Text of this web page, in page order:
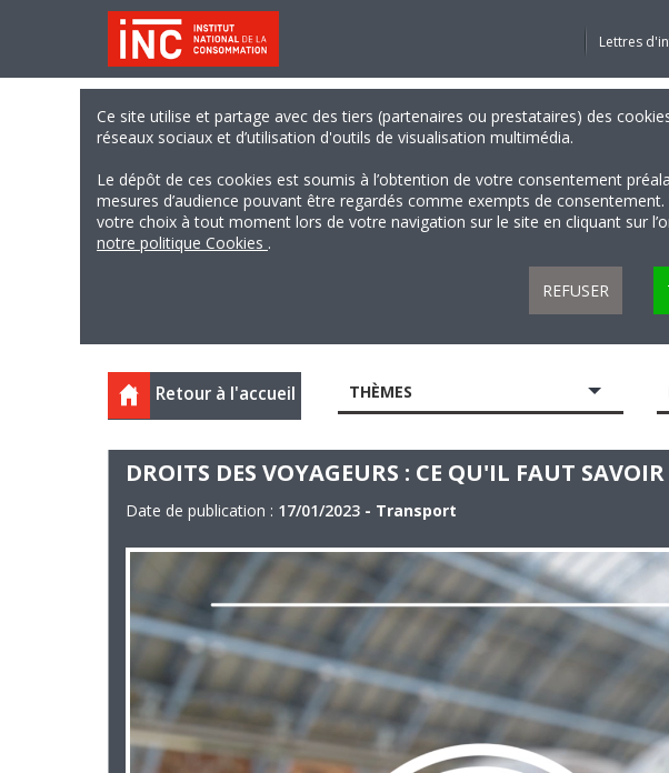
Lettres
Ce site utilise et partage avec des tiers (partenaires ou prestataires) des
réseaux sociaux et d’utilisation d'outils de visualisation multimédia.
Le dépôt de ces cookies est soumis à l’obtention de votre consentement
mesures d’audience pouvant être regardés comme exempts de
votre choix à tout moment lors de votre navigation sur le site en cliquant sur
notre politique Cookies .
REFUSER
Retour à l'accueil THÈMES
DROITS DES VOYAGEURS : CE QU'IL FAUT
Date de publication : 17/01/2023 - Transport